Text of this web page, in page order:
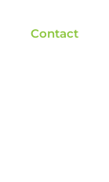
Contact